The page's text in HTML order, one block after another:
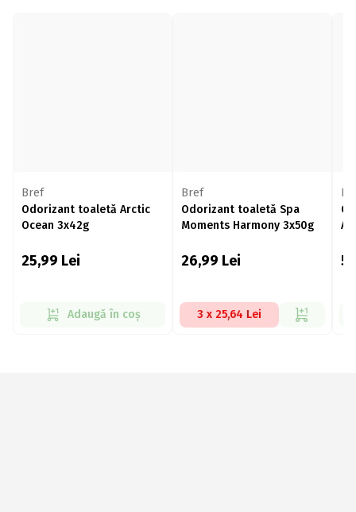
Bref
Odorizant toaletă Arctic
Ocean 3x42g
25,99 Lei
Adaugă în coș
Bref
Odorizant toaletă Spa
Moments Harmony 3x50g
26,99 Lei
3 x 25,64 Lei